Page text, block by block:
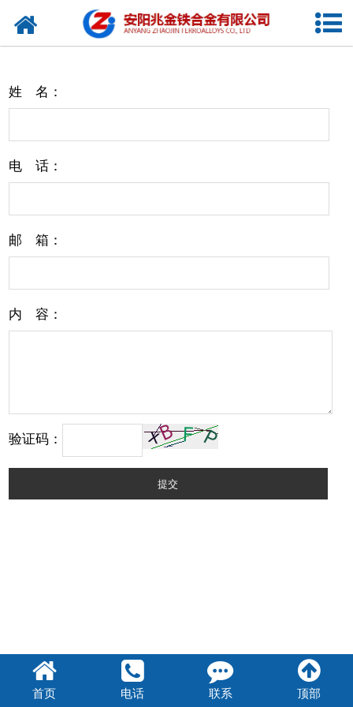
网站首页
产品中心
厂容厂貌
视频中心
联系我们
姓 名：
电 话：
邮 箱：
内 容：
验证码：
提交
首页 电话 联系 顶部